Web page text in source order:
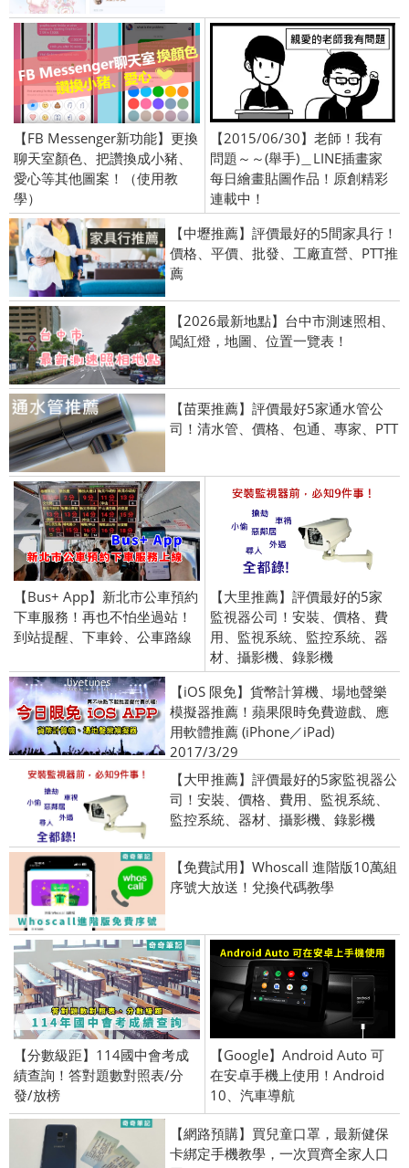
【FB Messenger新功能】更換
聊天室顏色、把讚換成小豬、
愛心等其他圖案！（使用教
學）
【2015/06/30】老師！我有
問題～～(舉手)＿LINE插畫家
每日繪畫貼圖作品！原創精彩
連載中！
【中壢推薦】評價最好的5間家具行！
價格、平價、批發、工廠直營、PTT推
薦
【2026最新地點】台中市測速照相、
闖紅燈，地圖、位置一覽表！
【苗栗推薦】評價最好5家通水管公
司！清水管、價格、包通、專家、PTT
【Bus+ App】新北市公車預約
下車服務！再也不怕坐過站！
到站提醒、下車鈴、公車路線
【大里推薦】評價最好的5家
監視器公司！安裝、價格、費
用、監視系統、監控系統、器
材、攝影機、錄影機
【iOS 限免】貨幣計算機、場地聲樂
模擬器推薦！蘋果限時免費遊戲、應
用軟體推薦 (iPhone／iPad)
2017/3/29
【大甲推薦】評價最好的5家監視器公
司！安裝、價格、費用、監視系統、
監控系統、器材、攝影機、錄影機
【免費試用】Whoscall 進階版10萬組
序號大放送！兌換代碼教學
【分數級距】114國中會考成
績查詢！答對題數對照表/分
發/放榜
【Google】Android Auto 可
在安卓手機上使用！Android
10、汽車導航
【網路預購】買兒童口罩，最新健保
卡綁定手機教學，一次買齊全家人口